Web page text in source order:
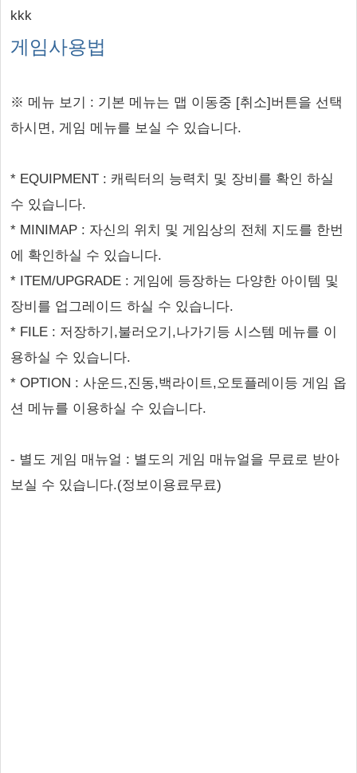
kkk
게임사용법
※ 메뉴 보기 : 기본 메뉴는 맵 이동중 [취소]버튼을 선택
하시면, 게임 메뉴를 보실 수 있습니다.
* EQUIPMENT : 캐릭터의 능력치 및 장비를 확인 하실
수 있습니다.
* MINIMAP : 자신의 위치 및 게임상의 전체 지도를 한번
에 확인하실 수 있습니다.
* ITEM/UPGRADE : 게임에 등장하는 다양한 아이템 및
장비를 업그레이드 하실 수 있습니다.
* FILE : 저장하기,불러오기,나가기등 시스템 메뉴를 이
용하실 수 있습니다.
* OPTION : 사운드,진동,백라이트,오토플레이등 게임 옵
션 메뉴를 이용하실 수 있습니다.
- 별도 게임 매뉴얼 : 별도의 게임 매뉴얼을 무료로 받아
보실 수 있습니다.(정보이용료무료)